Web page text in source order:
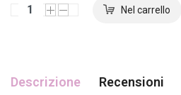
Descrizione Recensioni